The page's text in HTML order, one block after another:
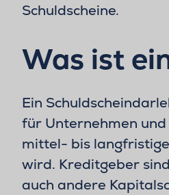
Schuldscheine.
Was ist
Ein
für Unternehmen
mittel- bis
wird. Kreditgeber
auch andere